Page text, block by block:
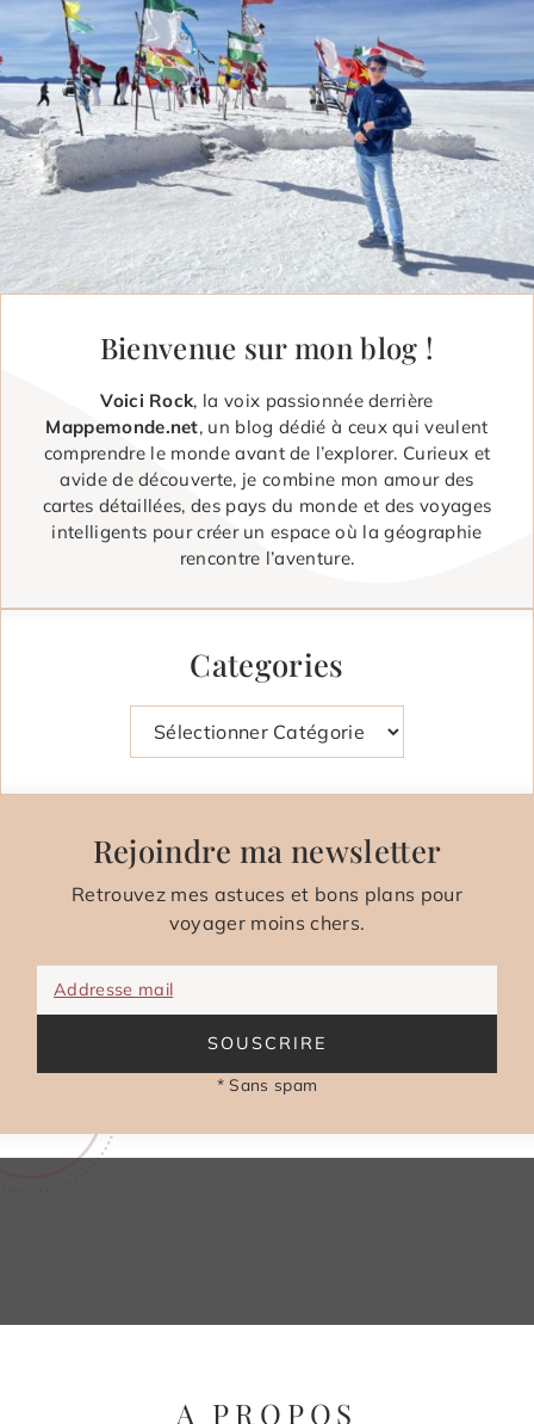
Bienvenue sur mon blog !
Voici Rock, la voix passionnée derrière
Mappemonde.net, un blog dédié à ceux qui veulent
comprendre le monde avant de l’explorer. Curieux et
avide de découverte, je combine mon amour des
cartes détaillées, des pays du monde et des voyages
intelligents pour créer un espace où la géographie
rencontre l’aventure.
Categories
Rejoindre ma newsletter
Retrouvez mes astuces et bons plans pour
voyager moins chers.
Addresse mail
SOUSCRIRE
* Sans spam
A PROPOS